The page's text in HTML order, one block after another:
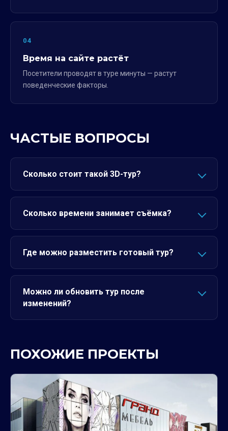
04
Время на сайте растёт
Посетители проводят в туре минуты — растут
поведенческие факторы.
ЧАСТЫЕ ВОПРОСЫ
Сколько стоит такой 3D-тур?
Сколько времени занимает съёмка?
Где можно разместить готовый тур?
Можно ли обновить тур после
изменений?
ПОХОЖИЕ ПРОЕКТЫ